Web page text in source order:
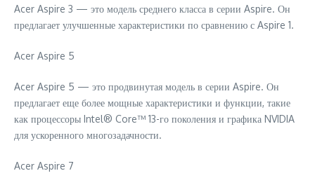
Acer Aspire 3 — это модель среднего класса в серии Aspire. Он
предлагает улучшенные характеристики по сравнению с Aspire 1.
Acer Aspire 5
Acer Aspire 5 — это продвинутая модель в серии Aspire. Он
предлагает еще более мощные характеристики и функции, такие
как процессоры Intel® Core™ 13-го поколения и графика NVIDIA
для ускоренного многозадачности.
Acer Aspire 7